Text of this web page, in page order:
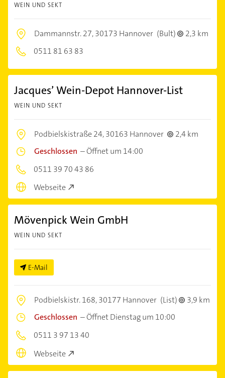
WEIN UND SEKT
Dammannstr. 27,30173 Hannover (Bult)
2,3 km
0511 81 63 83
Jacques’ Wein-Depot Hannover-List
WEIN UND SEKT
Podbielskistraße 24,30163 Hannover
2,4 km
Geschlossen –Öffnet um 14:00
0511 39 70 43 86
Webseite
Mövenpick Wein GmbH
WEIN UND SEKT
E-Mail
Podbielskistr. 168,30177 Hannover (List)
3,9 km
Geschlossen –Öffnet Dienstag um 10:00
0511 3 97 13 40
Webseite